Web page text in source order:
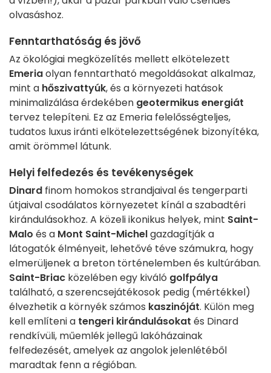
olvasáshoz.
Fenntarthatóság és jövő
Az ökológiai megközelítés mellett elkötelezett
Emeriaolyan fenntartható megoldásokat alkalmaz,
mint a hőszivattyúk, és a környezeti hatások
minimalizálása érdekében geotermikus energiát
tervez telepíteni. Ez az Emeria felelősségteljes,
tudatos luxus iránti elkötelezettségének bizonyítéka,
amit örömmel látunk.
Helyi felfedezés és tevékenységek
Dinard finom homokos strandjaival és tengerparti
útjaival csodálatos környezetet kínál a szabadtéri
kirándulásokhoz. A közeli ikonikus helyek, mint Saint-
Malo és a Mont Saint-Michelgazdagítják a
látogatók élményeit, lehetővé téve számukra, hogy
elmerüljenek a breton történelemben és kultúrában.
Saint-Briac közelében egy kiváló golfpálya
található, a szerencsejátékosok pedig (mértékkel)
élvezhetik a környék számos kaszinóját. Külön meg
kell említeni a tengeri kirándulásokat és Dinard
rendkívüli, műemlék jellegű lakóházainak
felfedezését, amelyek az angolok jelenlétéből
maradtak fenn a régióban.